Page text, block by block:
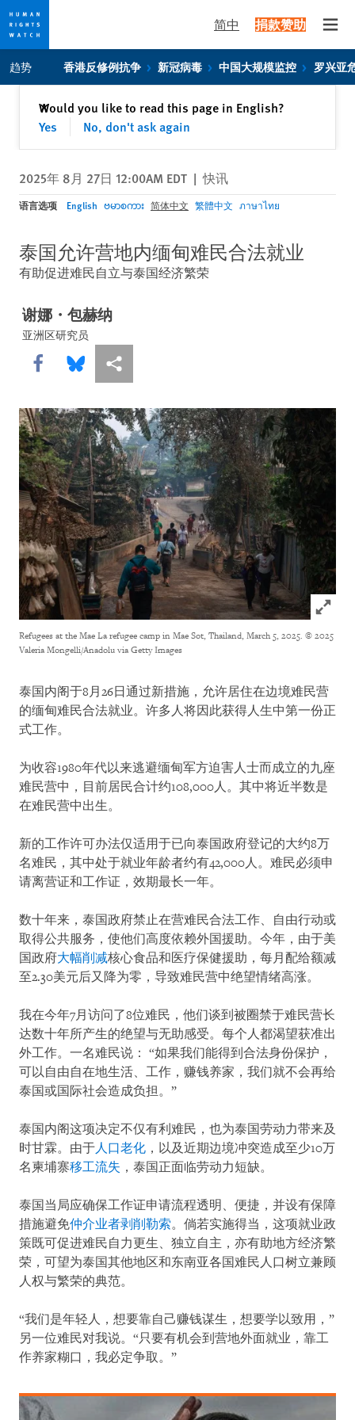
Skip
to
privacy
Skip
to
content
简中 捐款赞助
趋势 香港反修例抗争 新冠病毒 中国大规模监控 罗兴亚
Would you like to read this page in English?
Yes
No, don't ask again
✕关闭
2025年 8月 27日 12:00AM EDT | 快讯
语言选项 English ဗမာစကား 简体中文 繁體中文 ภาษาไทย
泰国允许营地内缅甸难民合法就业
有助促进难民自立与泰国经济繁荣
谢娜・包赫纳
亚洲区研究员
Share this via Facebook
Share this via Bluesky
More sharing options
Click
Refugees at the Mae La refugee camp in Mae Sot, Thailand, March 5, 2025. © 2025
Valeria Mongelli/Anadolu via Getty Images
泰国内阁于8月26日通过新措施，允许居住在边境难民营
的缅甸难民合法就业。许多人将因此获得人生中第一份正
式工作。
为收容1980年代以来逃避缅甸军方迫害人士而成立的九座
难民营中，目前居民合计约108,000人。其中将近半数是
在难民营中出生。
新的工作许可办法仅适用于已向泰国政府登记的大约8万
名难民，其中处于就业年龄者约有42,000人。难民必须申
请离营证和工作证，效期最长一年。
数十年来，泰国政府禁止在营难民合法工作、自由行动或
取得公共服务，使他们高度依赖外国援助。今年，由于美
国政府大幅削减核心食品和医疗保健援助，每月配给额减
至2.30美元后又降为零，导致难民营中绝望情绪高涨。
我在今年7月访问了8位难民，他们谈到被圈禁于难民营长
达数十年所产生的绝望与无助感受。每个人都渴望获准出
外工作。一名难民说： “如果我们能得到合法身份保护，
可以自由自在地生活、工作，赚钱养家，我们就不会再给
泰国或国际社会造成负担。”
泰国内阁这项决定不仅有利难民，也为泰国劳动力带来及
时甘霖。由于人口老化 ，以及近期边境冲突造成至少10万
名柬埔寨移工流失 ，泰国正面临劳动力短缺。
泰国当局应确保工作证申请流程透明、便捷，并设有保障
措施避免仲介业者剥削勒索。倘若实施得当，这项就业政
策既可促进难民自力更生、独立自主，亦有助地方经济繁
荣，可望为泰国其他地区和东南亚各国难民人口树立兼顾
人权与繁荣的典范。
“我们是年轻人，想要靠自己赚钱谋生，想要学以致用，”
另一位难民对我说。“只要有机会到营地外面就业，靠工
作养家糊口，我必定争取。”